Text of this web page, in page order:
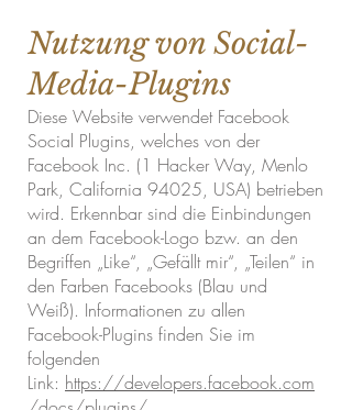
Nutzung von Social-
Media-Plugins
Diese Website verwendet Facebook
Social Plugins, welches von der
Facebook Inc. (1 Hacker Way, Menlo
Park, California 94025, USA) betrieben
wird. Erkennbar sind die Einbindungen
an dem Facebook-Logo bzw. an den
Begriffen „Like“, „Gefällt mir“, „Teilen“ in
den Farben Facebooks (Blau und
Weiß). Informationen zu allen
Facebook-Plugins finden Sie im
folgenden
Link: https://developers.facebook.com